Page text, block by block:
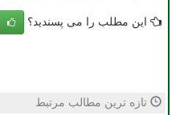
این مطلب را می پسندید؟
تازه ترین مطالب مرتبط